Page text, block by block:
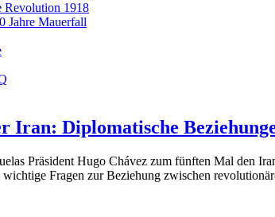
Revolution 1918
Jahre Mauerfall
Iran: Diplomatische
Präsident Hugo Chávez zum fünften Mal den
Fragen zur Beziehung zwischen